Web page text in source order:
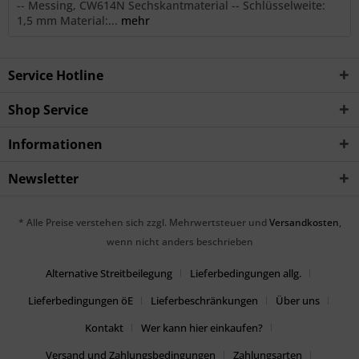
-- Messing, CW614N Sechskantmaterial -- Schlüsselweite:
1,5 mm Material:... mehr
Service Hotline
Shop Service
Informationen
Newsletter
* Alle Preise verstehen sich zzgl. Mehrwertsteuer und Versandkosten,
wenn nicht anders beschrieben
Alternative Streitbeilegung
Lieferbedingungen allg.
Lieferbedingungen öE
Lieferbeschränkungen
Über uns
Kontakt
Wer kann hier einkaufen?
Versand und Zahlungsbedingungen
Zahlungsarten